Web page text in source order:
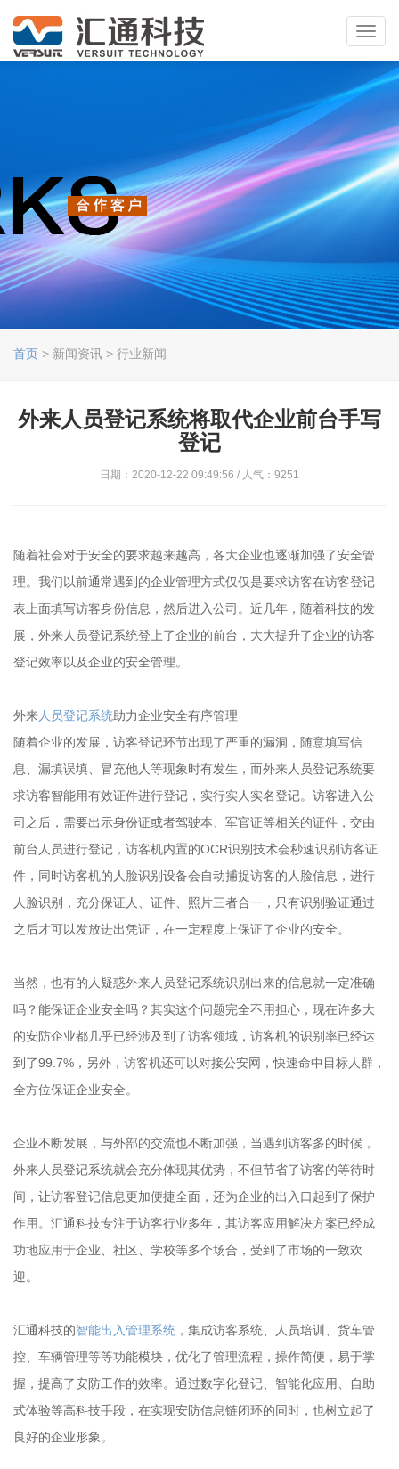
首页 > 新闻资讯 > 行业新闻
外来人员登记系统将取代企业前台手写
登记
日期：2020-12-22 09:49:56 / 人气：9251
随着社会对于安全的要求越来越高，各大企业也逐渐加强了安全管
理。我们以前通常遇到的企业管理方式仅仅是要求访客在访客登记
表上面填写访客身份信息，然后进入公司。近几年，随着科技的发
展，外来人员登记系统登上了企业的前台，大大提升了企业的访客
登记效率以及企业的安全管理。
外来人员登记系统助力企业安全有序管理
随着企业的发展，访客登记环节出现了严重的漏洞，随意填写信
息、漏填误填、冒充他人等现象时有发生，而外来人员登记系统要
求访客智能用有效证件进行登记，实行实人实名登记。访客进入公
司之后，需要出示身份证或者驾驶本、军官证等相关的证件，交由
前台人员进行登记，访客机内置的OCR识别技术会秒速识别访客证
件，同时访客机的人脸识别设备会自动捕捉访客的人脸信息，进行
人脸识别，充分保证人、证件、照片三者合一，只有识别验证通过
之后才可以发放进出凭证，在一定程度上保证了企业的安全。
当然，也有的人疑惑外来人员登记系统识别出来的信息就一定准确
吗？能保证企业安全吗？其实这个问题完全不用担心，现在许多大
的安防企业都几乎已经涉及到了访客领域，访客机的识别率已经达
到了99.7%，另外，访客机还可以对接公安网，快速命中目标人群，
全方位保证企业安全。
企业不断发展，与外部的交流也不断加强，当遇到访客多的时候，
外来人员登记系统就会充分体现其优势，不但节省了访客的等待时
间，让访客登记信息更加便捷全面，还为企业的出入口起到了保护
作用。汇通科技专注于访客行业多年，其访客应用解决方案已经成
功地应用于企业、社区、学校等多个场合，受到了市场的一致欢
迎。
汇通科技的智能出入管理系统 ，集成访客系统、人员培训、货车管
控、车辆管理等等功能模块，优化了管理流程，操作简便，易于掌
握，提高了安防工作的效率。通过数字化登记、智能化应用、自助
式体验等高科技手段，在实现安防信息链闭环的同时，也树立起了
良好的企业形象。